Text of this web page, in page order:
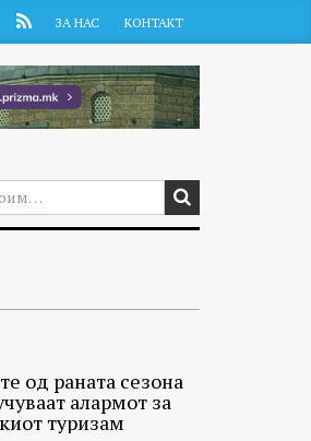
RSS ЗА НАС КОНТАКТ
од раната сезона
алармот за
туризам